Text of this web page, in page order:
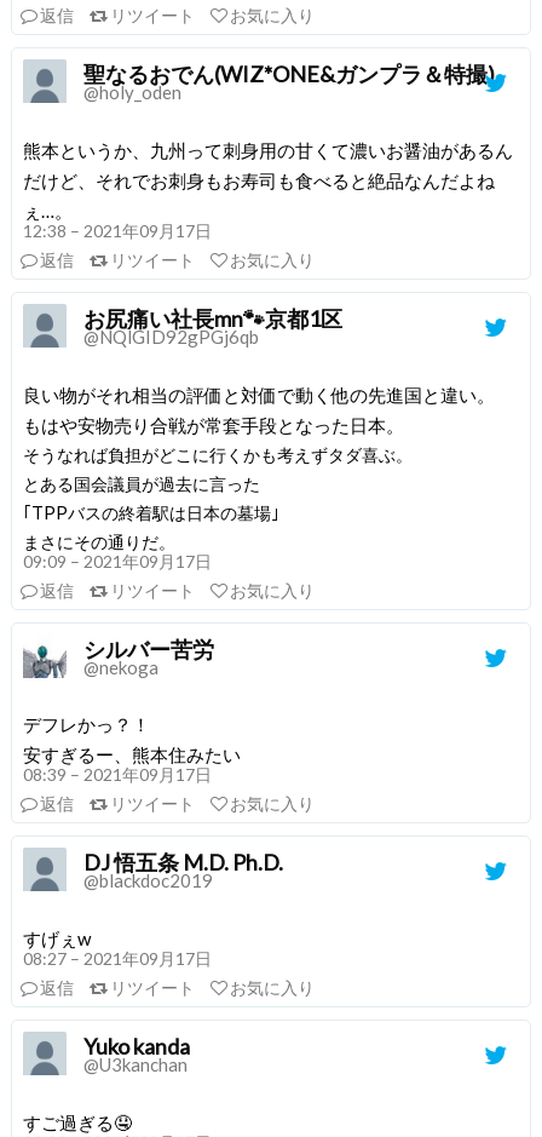
返信 リツイート お気に入り
聖なるおでん(WIZ*ONE&ガンプラ＆特撮)
@holy_oden
熊本というか、九州って刺身用の甘くて濃いお醤油があるん
だけど、それでお刺身もお寿司も食べると絶品なんだよね
ぇ…。
12:38 – 2021年09月17日
返信
リツイート お気に入り
お尻痛い社長mn🐾京都1区
@NQlGID92gPGj6qb
良い物がそれ相当の評価と対価で動く他の先進国と違い。
もはや安物売り合戦が常套手段となった日本。
そうなれば負担がどこに行くかも考えずタダ喜ぶ。
とある国会議員が過去に言った
｢TPPバスの終着駅は日本の墓場｣
まさにその通りだ。
09:09 – 2021年09月17日
返信
リツイート お気に入り
シルバー苦労
@nekoga
デフレかっ？！
安すぎるー、熊本住みたい
08:39 – 2021年09月17日
返信
リツイート お気に入り
DJ 悟五条 M.D. Ph.D.
@blackdoc2019
すげぇw
08:27 – 2021年09月17日
返信
リツイート お気に入り
Yuko kanda
@U3kanchan
すご過ぎる🤤